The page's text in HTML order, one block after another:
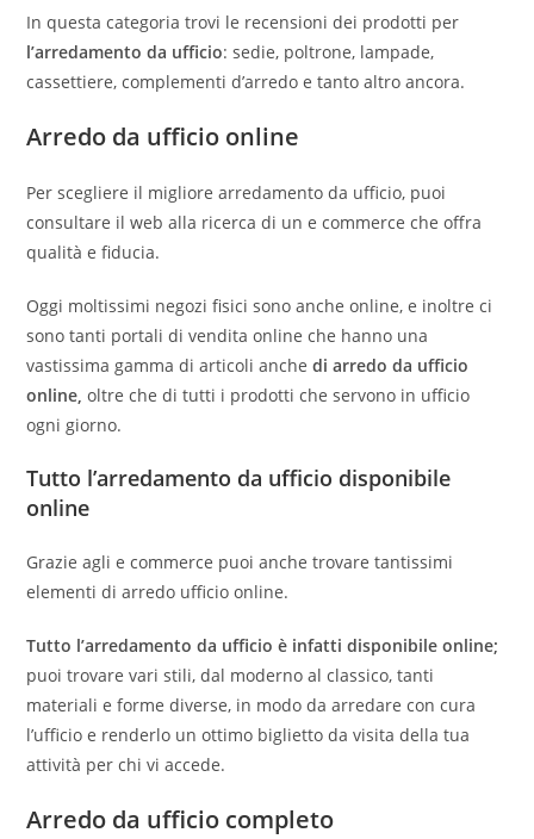
In questa categoria trovi le recensioni dei prodotti per
l’arredamento da ufficio: sedie, poltrone, lampade,
cassettiere, complementi d’arredo e tanto altro ancora.
Arredo da ufficio online
Per scegliere il migliore arredamento da ufficio, puoi
consultare il web alla ricerca di un e commerce che offra
qualità e fiducia.
Oggi moltissimi negozi fisici sono anche online, e inoltre ci
sono tanti portali di vendita online che hanno una
vastissima gamma di articoli anchedi arredo da ufficio
online, oltre che di tutti i prodotti che servono in ufficio
ogni giorno.
Tutto l’arredamento da ufficio disponibile
online
Grazie agli e commerce puoi anche trovare tantissimi
elementi di arredo ufficio online.
Tutto l’arredamento da ufficio è infatti disponibile online;
puoi trovare vari stili, dal moderno al classico, tanti
materiali e forme diverse, in modo da arredare con cura
l’ufficio e renderlo un ottimo biglietto da visita della tua
attività per chi vi accede.
Arredo da ufficio completo